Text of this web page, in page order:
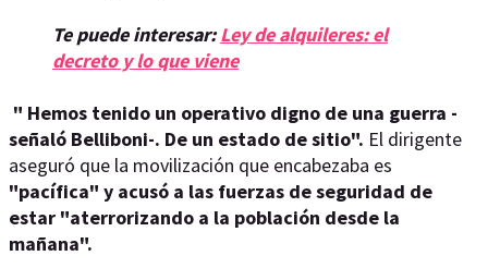
Te puede interesar:Ley de alquileres: el
decreto y lo que viene
" Hemos tenido un operativo digno de una guerra -
señaló Belliboni-. De un estado de sitio". El dirigente
aseguró que la movilización que encabezaba es
"pacífica" y acusó a las fuerzas de seguridad de
estar "aterrorizando a la población desde la
mañana".